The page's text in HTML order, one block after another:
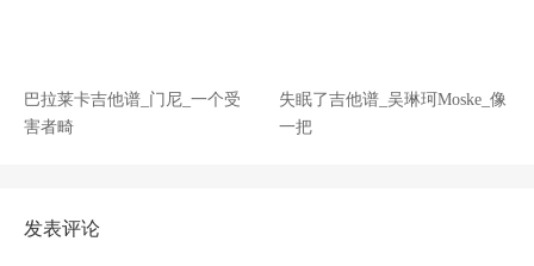
巴拉莱卡吉他谱_门尼_一个受
害者畸
失眠了吉他谱_吴琳珂Moske_像
一把
发表评论